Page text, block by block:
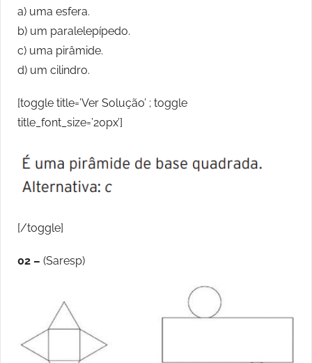
a) uma esfera.
b) um paralelepípedo.
c) uma pirâmide.
d) um cilindro.
[toggle title=’Ver Solução’ ; toggle
title_font_size=’20px’]
[/toggle]
02 – (Saresp)